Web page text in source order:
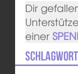
Dir
einer